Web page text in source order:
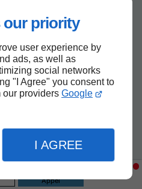
our priority
user experience by
ads, as well as
social networks
"I Agree" you consent to
our providers Google
I AGREE
Appel